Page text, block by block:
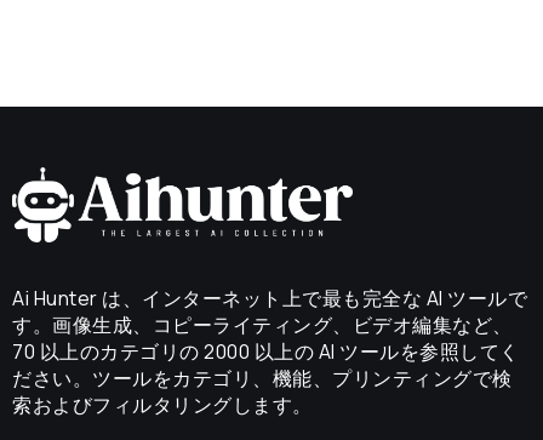
Ai Hunter は、インターネット上で最も完全な AI ツールで
す。画像生成、コピーライティング、ビデオ編集など、
70 以上のカテゴリの 2000 以上の AI ツールを参照してく
ださい。ツールをカテゴリ、機能、プリンティングで検
索およびフィルタリングします。